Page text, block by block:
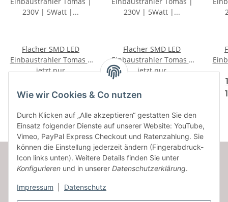
Wie wir Cookies & Co nutzen
Durch Klicken auf „Alle akzeptieren“ gestatten Sie den
Einsatz folgender Dienste auf unserer Website: YouTube,
Vimeo, PayPal Express Checkout und Ratenzahlung. Sie
können die Einstellung jederzeit ändern (Fingerabdruck-
Icon links unten). Weitere Details finden Sie unter
Konfigurieren und in unserer Datenschutzerklärung.
Impressum Datenschutz
Flacher SMD LED
Einbaustrahler Tomas |
230V | 5Watt |
jetzt nur
16,45 €*
Flacher SMD LED
Einbaustrahler Tomas |
230V | 5Watt |
jetzt nur
14,50 €